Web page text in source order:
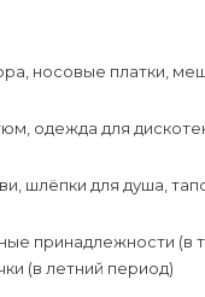
носовые платки,
одежда для
шлёпки для душа,
принадлежности (в
(в летний период)